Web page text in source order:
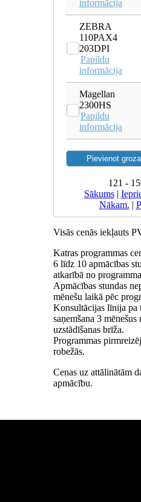
informācija
ZEBRA
110PAX4
203DPI
Papildu
informācija
Magellan
2300HS
Papildu
informācija
121 -
Sākums|
Nākam. |
Visās cenās iekļauts
Katras programmas
6 līdz 10 apmācības
atkarībā no
Apmācības stundas
mēnešu laikā pēc
Konsultācijas līnija pa
saņemšana 3
uzstādīšanas brīža.
Programmas
robežās.
Cenas uz attālinātām
apmācību.